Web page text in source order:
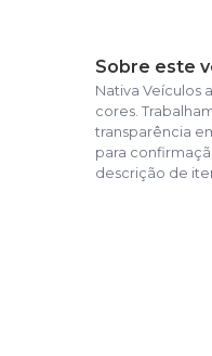
Sobre este
Nativa Veículos
cores.
transparência
para
descrição de